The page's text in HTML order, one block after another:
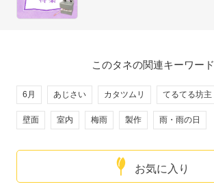
お気に入り
このタネの関連キーワード
6月 あじさい カタツムリ てるてる坊主
壁面 室内 梅雨 製作 雨・雨の日